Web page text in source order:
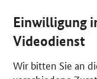
Einwilligung
Videodienst
Wir bitten Sie an